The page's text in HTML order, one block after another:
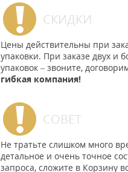
СКИДКИ
Цены действительны при
упаковки. При заказе двух и
упаковок – звоните,
гибкая компания!
СОВЕТ
Не тратьте слишком много
детальное и очень точное
запроса, сложите в Корзину